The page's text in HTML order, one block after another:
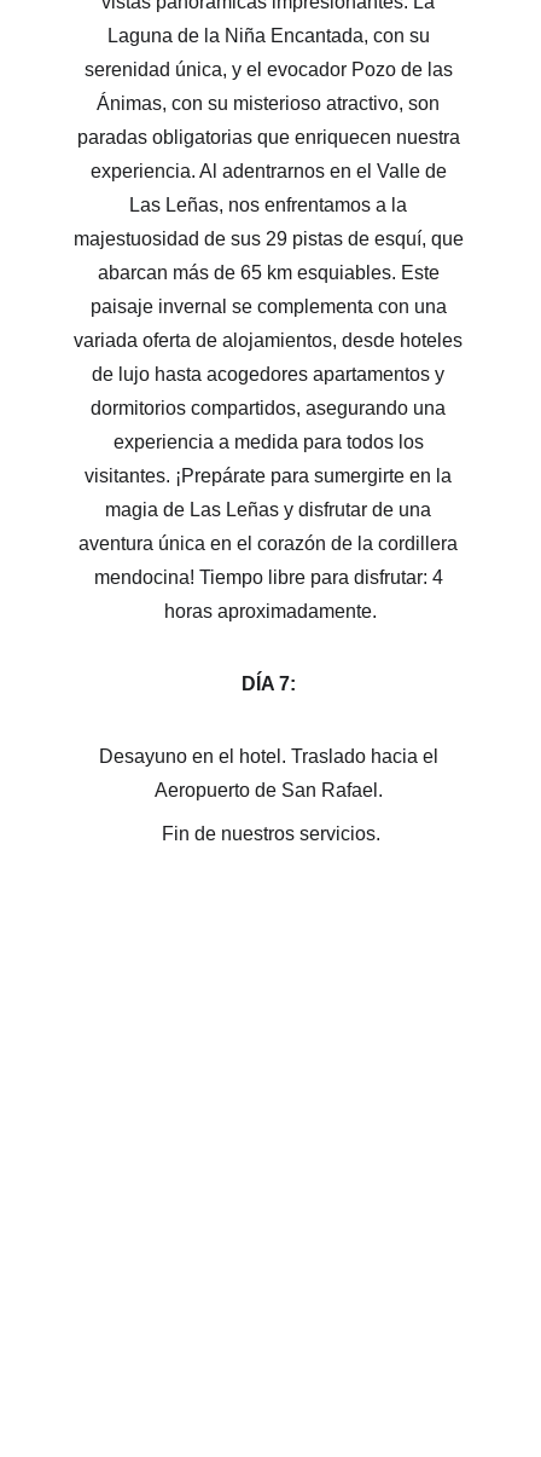
Laguna de la Niña Encantada, con su
serenidad única, y el evocador Pozo de las
Ánimas, con su misterioso atractivo, son
paradas obligatorias que enriquecen nuestra
experiencia. Al adentrarnos en el Valle de
Las Leñas, nos enfrentamos a la
majestuosidad de sus 29 pistas de esquí, que
abarcan más de 65 km esquiables. Este
paisaje invernal se complementa con una
variada oferta de alojamientos, desde hoteles
de lujo hasta acogedores apartamentos y
dormitorios compartidos, asegurando una
experiencia a medida para todos los
visitantes. ¡Prepárate para sumergirte en la
magia de Las Leñas y disfrutar de una
aventura única en el corazón de la cordillera
mendocina! Tiempo libre para disfrutar: 4
horas aproximadamente.
DÍA 7:
Desayuno en el hotel. Traslado hacia el
Aeropuerto de San Rafael.
Fin de nuestros servicios.